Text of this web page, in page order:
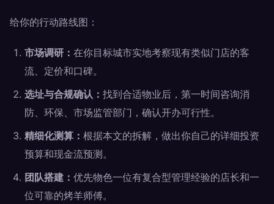
给你的行动路线图：
市场调研： 在你目标城市实地考察现有类似门店的客
流、定价和口碑。
选址与合规确认： 找到合适物业后，第一时间咨询消
防、环保、市场监管部门，确认开办可行性。
精细化测算： 根据本文的拆解，做出你自己的详细投资
预算和现金流预测。
团队搭建： 优先物色一位有复合型管理经验的店长和一
位可靠的烤羊师傅。